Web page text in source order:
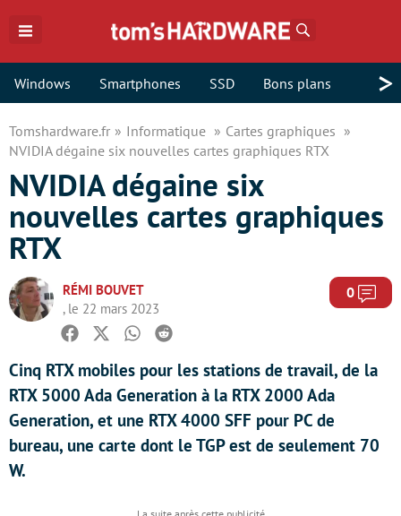
Windows Smartphones SSD Bons plans >
Tomshardware.fr Informatique
Cartes graphiques
NVIDIA dégaine six nouvelles cartes graphiques RTX
NVIDIA dégaine six
nouvelles cartes graphiques
RTX
RÉMI BOUVET
, le 22 mars 2023
0
Facebook
TwitterWhatsapp
Reddit
Cinq RTX mobiles pour les stations de travail, de la
RTX 5000 Ada Generation à la RTX 2000 Ada
Generation, et une RTX 4000 SFF pour PC de
bureau, une carte dont le TGP est de seulement 70
W.